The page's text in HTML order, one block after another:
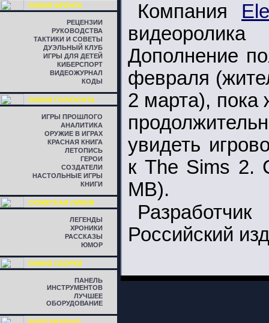
ЛИНИЯ ФРОНТА
РЕЦЕНЗИИ
РУКОВОДСТВА
ТАКТИКИ И СОВЕТЫ
ДУЭЛЬНЫЙ КЛУБ
ИГРЫ ДЛЯ ДЕТЕЙ
КИБЕРСПОРТ
ВИДЕОЖУРНАЛ
КОДЫ
ЛИНИЯ ГОРИЗОНТА
ИГРЫ ПРОШЛОГО
АНАЛИТИКА
ОРУЖИЕ В ИГРАХ
КРАСНАЯ КНИГА
ЛЕТОПИСЬ
ГЕРОИ
СОЗДАТЕЛИ
НАСТОЛЬНЫЕ ИГРЫ
КНИГИ
СЮЖЕТНАЯ ЛИНИЯ
ЛЕГЕНДЫ
ХРОНИКИ
РАССКАЗЫ
ЮМОР
ЛИНИЯ СБОРКИ
ПАНЕЛЬ
ИНСТРУМЕНТОВ
ЛУЧШЕЕ
ОБОРУДОВАНИЕ
Компания
Дополнение
февраля
2 марта),
увидеть
к The Sims 2.
MB).
Российский